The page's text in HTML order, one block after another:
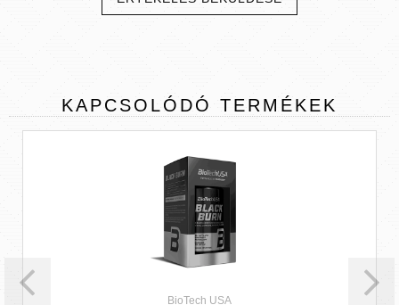
KAPCSOLÓDÓ TERMÉKEK
BioTech USA